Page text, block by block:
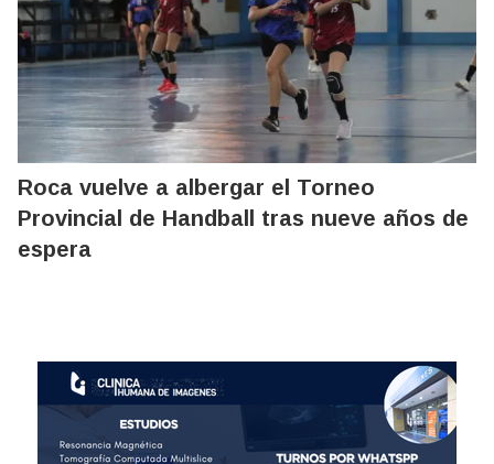
Roca vuelve a albergar el Torneo
Provincial de Handball tras nueve años de
espera